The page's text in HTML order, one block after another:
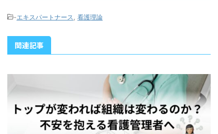
-エキスパートナース 看護理論
関連記事